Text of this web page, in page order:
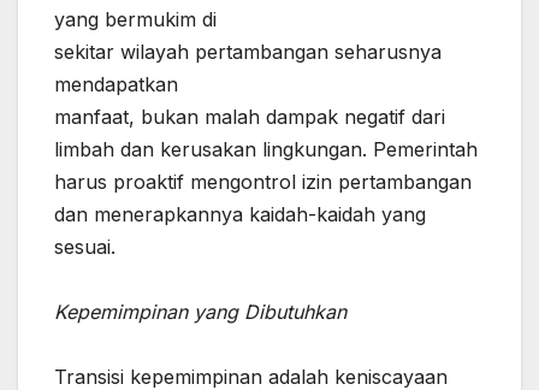
yang bermukim di
‎sekitar wilayah pertambangan seharusnya
mendapatkan
‎manfaat, bukan malah dampak negatif dari
limbah dan kerusakan lingkungan. Pemerintah
harus proaktif mengontrol izin pertambangan
dan menerapkannya kaidah-kaidah yang
sesuai.
Kepemimpinan yang Dibutuhkan
‎Transisi kepemimpinan adalah keniscayaan